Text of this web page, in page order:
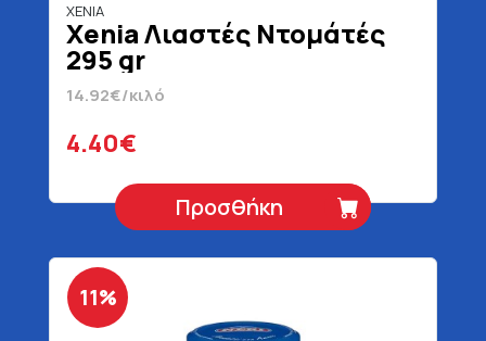
XENIA
Xenia Λιαστές Ντομάτές
295 gr
14.92€/κιλό
4.40€
Προσθήκη
11%